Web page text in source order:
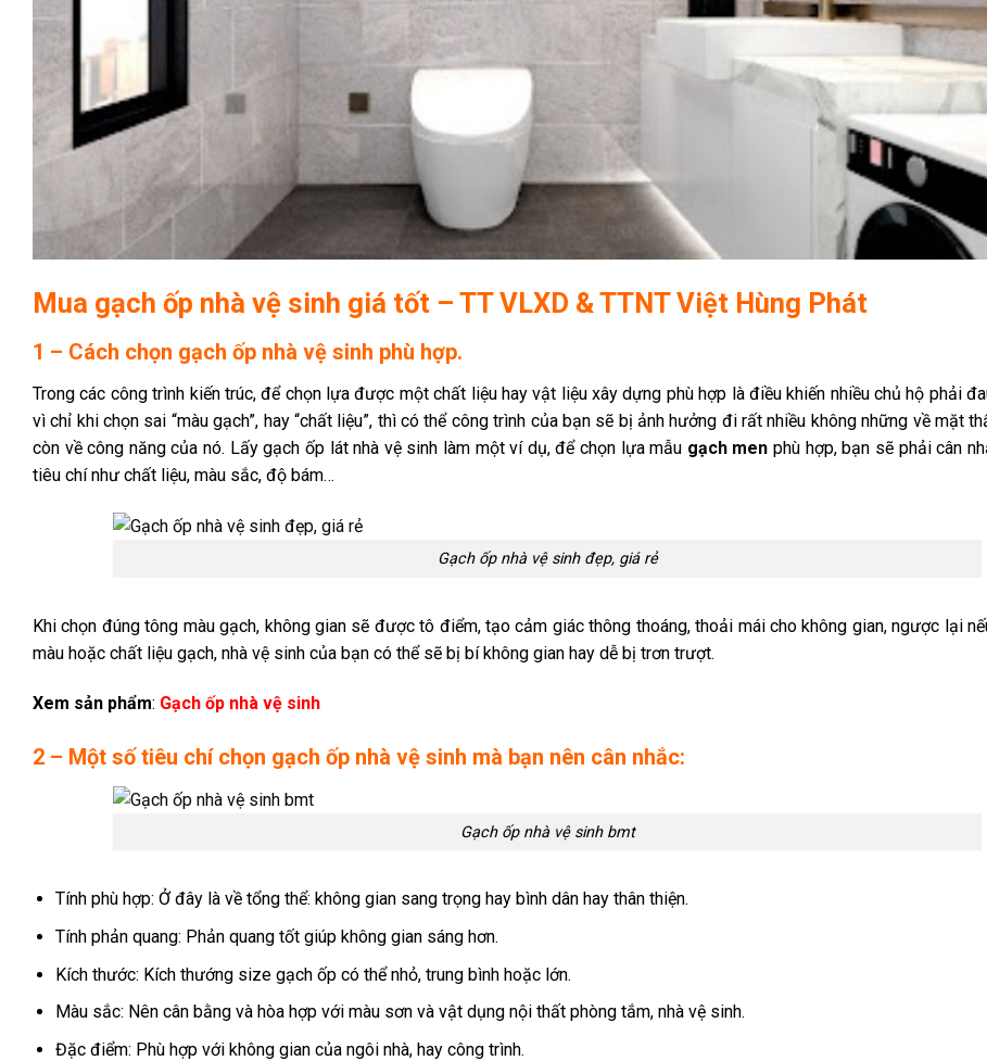
Mua gạch ốp nhà vệ sinh giá tốt – TT VLXD & TTNT Việt Hùng Phát
1 – Cách chọn gạch ốp nhà vệ sinh phù hợp.
Trong các công trình kiến trúc, để chọn lựa được một chất liệu hay vật liệu xây dựng phù hợp là điều khiến nhiều chủ hộ phải
vì chỉ khi chọn sai “màu gạch”, hay “chất liệu”, thì có thể công trình của bạn sẽ bị ảnh hưởng đi rất nhiều không những về mặt
còn về công năng của nó. Lấy gạch ốp lát nhà vệ sinh làm một ví dụ, để chọn lựa mẫu gạch men phù hợp, bạn sẽ phải cân
tiêu chí như chất liệu, màu sắc, độ bám…
Gạch ốp nhà vệ sinh đẹp, giá rẻ
Khi chọn đúng tông màu gạch, không gian sẽ được tô điểm, tạo cảm giác thông thoáng, thoải mái cho không gian, ngược lại
màu hoặc chất liệu gạch, nhà vệ sinh của bạn có thể sẽ bị bí không gian hay dễ bị trơn trượt.
Xem sản phẩm: Gạch ốp nhà vệ sinh
2 – Một số tiêu chí chọn gạch ốp nhà vệ sinh mà bạn nên cân nhắc:
Gạch ốp nhà vệ sinh bmt
Tính phù hợp: Ở đây là về tổng thể: không gian sang trọng hay bình dân hay thân thiện.
Tính phản quang: Phản quang tốt giúp không gian sáng hơn.
Kích thước: Kích thướng size gạch ốp có thể nhỏ, trung bình hoặc lớn.
Màu sắc: Nên cân bằng và hòa hợp với màu sơn và vật dụng nội thất phòng tắm, nhà vệ sinh.
Đặc điểm: Phù hợp với không gian của ngôi nhà, hay công trình.